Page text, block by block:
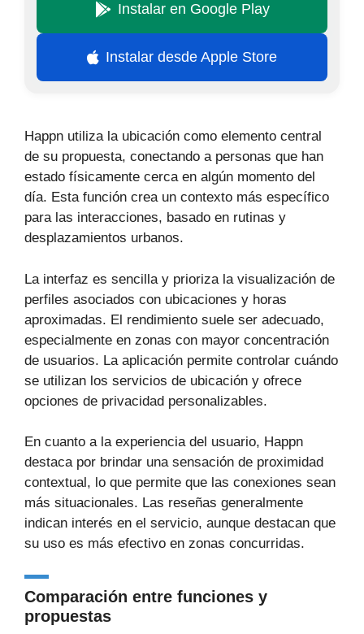
Instalar en Google Play
Instalar desde Apple Store
Happn utiliza la ubicación como elemento central
de su propuesta, conectando a personas que han
estado físicamente cerca en algún momento del
día. Esta función crea un contexto más específico
para las interacciones, basado en rutinas y
desplazamientos urbanos.
La interfaz es sencilla y prioriza la visualización de
perfiles asociados con ubicaciones y horas
aproximadas. El rendimiento suele ser adecuado,
especialmente en zonas con mayor concentración
de usuarios. La aplicación permite controlar cuándo
se utilizan los servicios de ubicación y ofrece
opciones de privacidad personalizables.
En cuanto a la experiencia del usuario, Happn
destaca por brindar una sensación de proximidad
contextual, lo que permite que las conexiones sean
más situacionales. Las reseñas generalmente
indican interés en el servicio, aunque destacan que
su uso es más efectivo en zonas concurridas.
Comparación entre funciones y
propuestas